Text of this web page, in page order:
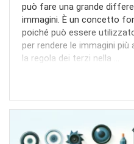
può fare una grande
immagini. È un concetto
poiché può essere
per rendere le immagini
la regola dei terzi nella ...